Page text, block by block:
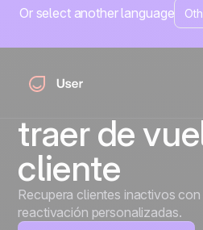
Or select another language
Noventa
silencio —
emails que
traer de
cliente
Recupera clientes inactivos
reactivación personalizadas.